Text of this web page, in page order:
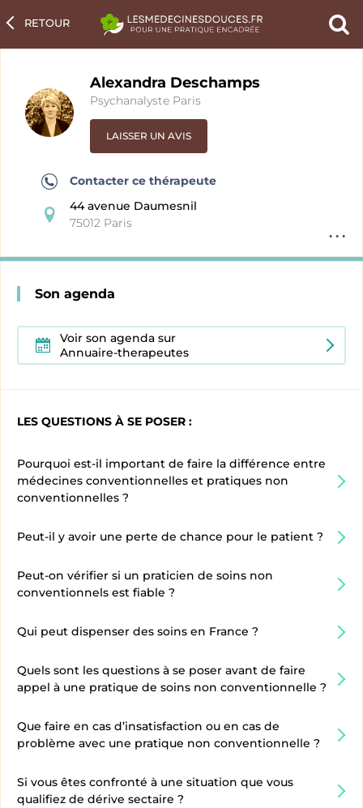
un
RETOUR
fiche
Alexandra Deschamps
Psychanalyste Paris
LAISSER UN AVIS
Contacter ce thérapeute
44 avenue Daumesnil
75012 Paris
Son agenda
Voir son agenda sur
Annuaire-therapeutes
LES QUESTIONS À SE POSER :
Pourquoi est-il important de faire la différence entre
médecines conventionnelles et pratiques non
conventionnelles ?
Peut-il y avoir une perte de chance pour le patient ?
Peut-on vérifier si un praticien de soins non
conventionnels est fiable ?
Qui peut dispenser des soins en France ?
Quels sont les questions à se poser avant de faire
appel à une pratique de soins non conventionnelle ?
Que faire en cas d’insatisfaction ou en cas de
problème avec une pratique non conventionnelle ?
Si vous êtes confronté à une situation que vous
qualifiez de dérive sectaire ?